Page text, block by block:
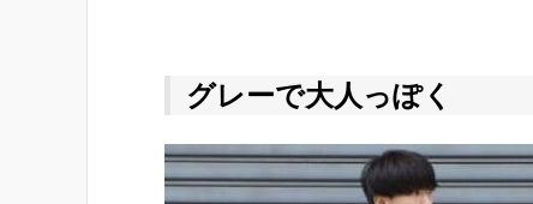
グレーで大人っぽく